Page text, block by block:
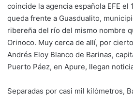
coincide la agencia española EFE el
queda frente a Guasdualito,
ribereña del río del mismo nombre
Orinoco. Muy cerca de allí, por
Andrés Eloy Blanco de Barinas,
Puerto Páez, en Apure, llegan
Separadas por casi mil kilómetros,